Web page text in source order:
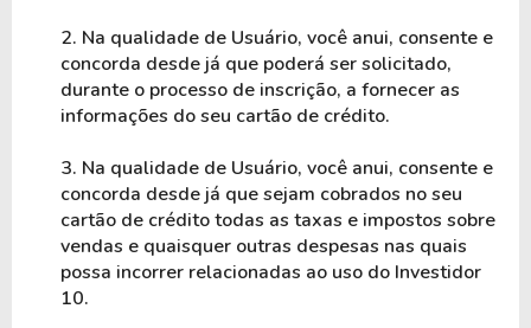
2. Na qualidade de Usuário, você anui, consente e
concorda desde já que poderá ser solicitado,
durante o processo de inscrição, a fornecer as
informações do seu cartão de crédito.
3. Na qualidade de Usuário, você anui, consente e
concorda desde já que sejam cobrados no seu
cartão de crédito todas as taxas e impostos sobre
vendas e quaisquer outras despesas nas quais
possa incorrer relacionadas ao uso do Investidor
10.